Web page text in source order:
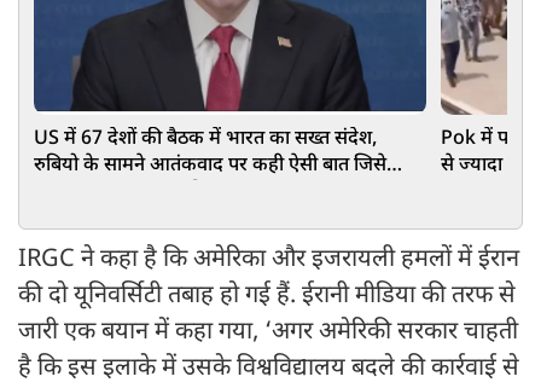
US में 67 देशों की बैठक में भारत का सख्त संदेश,
रुबियो के सामने आतंकवाद पर कही ऐसी बात जिसे
Pok में
से ज्यादा मौते
IRGC ने कहा है कि अमेरिका और इजरायली हमलों में ईरान
की दो यूनिवर्सिटी तबाह हो गई हैं. ईरानी मीडिया की तरफ से
जारी एक बयान में कहा गया, ‘अगर अमेरिकी सरकार चाहती
है कि इस इलाके में उसके विश्वविद्यालय बदले की कार्रवाई से